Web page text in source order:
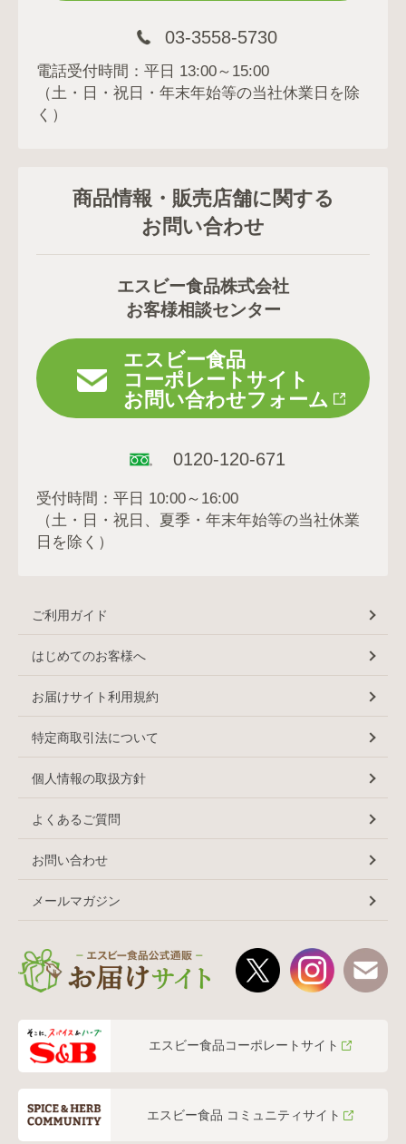
03-3558-5730
電話受付時間：平日 13:00～15:00
（土・日・祝日・年末年始等の当社休業日を除
く）
商品情報・販売店舗に関する
お問い合わせ
エスビー食品株式会社
お客様相談センター
エスビー食品
コーポレートサイト
お問い合わせフォーム
0120-120-671
受付時間：平日 10:00～16:00
（土・日・祝日、夏季・年末年始等の当社休業
日を除く）
ご利用ガイド
はじめてのお客様へ
お届けサイト利用規約
特定商取引法について
個人情報の取扱方針
よくあるご質問
お問い合わせ
メールマガジン
エスビー食品コーポレートサイト
エスビー食品 コミュニティサイト